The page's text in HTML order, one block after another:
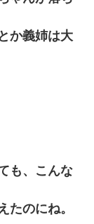
わけじゃない。
に結納金の話を
折角の旅行で何
いた。俺も「愛
か義姉は大
も、こんな
たのにね。